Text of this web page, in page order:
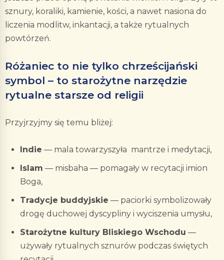
sznury, koraliki, kamienie, kości, a nawet nasiona do
liczenia modlitw, inkantacji, a także rytualnych
powtórzeń.
Różaniec to nie tylko chrześcijański
symbol – to starożytne narzędzie
rytualne starsze od religii
Przyjrzyjmy się temu bliżej:
Indie — mala towarzyszyła mantrze i medytacji,
Islam — misbaha — pomagały w recytacji imion
Boga,
Tradycje buddyjskie — paciorki symbolizowały
drogę duchowej dyscypliny i wyciszenia umysłu,
Starożytne kultury Bliskiego Wschodu —
używały rytualnych sznurów podczas świętych